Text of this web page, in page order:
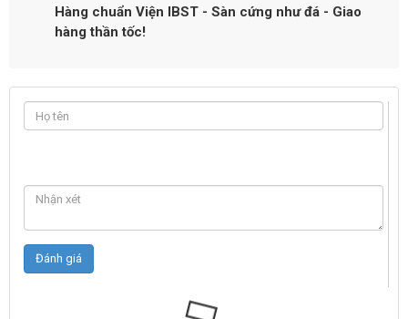
Hàng chuẩn Viện IBST - Sàn cứng như đá - Giao
hàng thần tốc!